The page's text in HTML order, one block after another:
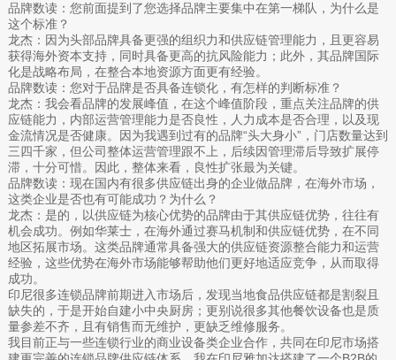
品牌数读：您前面提到了您选择品牌主要集中在第一梯队，为什么是
这个标准？
龙杰：因为头部品牌具备更强的组织力和供应链管理能力，且更容易
获得海外资本支持，同时具备更高的抗风险能力；此外，其品牌国际
化是战略布局，在整合本地资源方面更有经验。
品牌数读：您对于品牌是否具备连锁化，有怎样的判断标准？
龙杰：我会看品牌的发展峰值，在这个峰值阶段，重点关注品牌的供
应链能力，内部运营管理能力是否良性，人力成本是否合理，以及现
金流情况是否健康。因为我遇到过有的品牌“头大身小”，门店数量达到
三四千家，但公司整体运营管理跟不上，后续因管理滞后导致扩展停
滞，十分可惜。因此，整体来看，良性扩张最为关键。
品牌数读：现在国内有很多供应链出身的企业做品牌，在海外市场，
这类企业是否也有可能成功？为什么？
龙杰：是的，以供应链为核心优势的品牌由于其供应链优势，往往有
机会成功。例如华莱士，在海外通过赛马机制和供应链优势，在不同
地区拓展市场。这类品牌通常具备强大的供应链资源整合能力和运营
经验，这些优势在海外市场能够帮助他们更好地适应竞争，从而取得
成功。
印尼很多连锁品牌前期进入市场后，发现当地食品供应链都是割裂且
缺失的，于是开始自建小中央厨房；更别说很多其他餐饮设备也是质
量参差不齐，且有销售而无维护，更缺乏维修服务。
我目前正与一些连锁行业的商业设备类企业合作，共同在印尼市场搭